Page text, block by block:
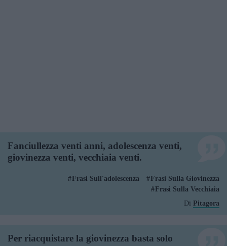
Fanciullezza venti anni, adolescenza venti,
giovinezza venti, vecchiaia venti.
Frasi Sull'adolescenza
Frasi Sulla Giovinezza
Frasi Sulla Vecchiaia
Di Pitagora
Per riacquistare la giovinezza basta solo